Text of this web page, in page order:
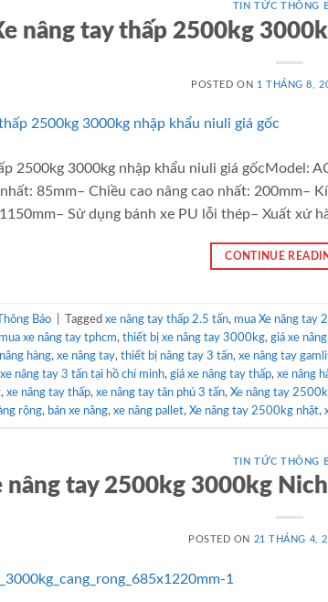
TIN TỨC THÔNG
nâng tay thấp 2500kg
POSTED ON 1 THÁNG 8,
2500kg 3000kg nhập khẩu niuli giá gốcModel:
85mm– Chiều cao nâng cao nhất: 200mm–
Sử dụng bánh xe PU lỗi thép– Xuất xứ
CONTINUE
Báo Tagged xe nâng tay thấp 2.5 tấn, mua Xe nâng tay
mua xe nâng tay tphcm, thiết bị xe nâng tay 3000kg, giá xe
hàng, xe nâng tay, thiết bị nâng tay 3 tấn, xe nâng tay
xe nâng tay 3 tấn tại hồ chí minh, giá xe nâng tay thấp, xe nâng
, xe nâng tay thấp, xe nâng tay tân phú 3 tấn, Xe nâng tay
rộng, bán xe nâng, xe nâng pallet, Xe nâng tay 2500kg nhật,
TIN TỨC THÔNG
nâng tay 2500kg 3000kg
POSTED ON 21 THÁNG 4,